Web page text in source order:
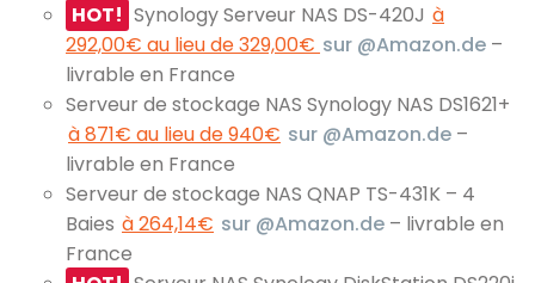
HOT! Synology Serveur NAS DS-420J à
292,00€ au lieu de 329,00€ sur @Amazon.de –
livrable en France
Serveur de stockage NAS Synology NAS DS1621+
à 871€ au lieu de 940€ sur @Amazon.de –
livrable en France
Serveur de stockage NAS QNAP TS-431K – 4
Baies à 264,14€ sur @Amazon.de – livrable en
France